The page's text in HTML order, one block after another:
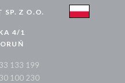
SP. Z O.O.
4/1
133 199
100 230